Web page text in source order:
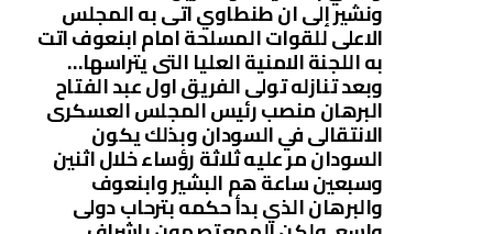
ونشير إلى ان طنطاوي اتى به المجلس
الاعلى للقوات المسلحة امام ابنعوف اتت
به اللجنة الامنية العليا التى يتراسها…
وبعد تنازله تولى الفريق اول عبد الفتاح
البرهان منصب رئيس المجلس العسكرى
الانتقالى في السودان وبذلك يكون
السودان مر عليه ثلاثة رؤساء خلال اثنين
وسبعين ساعة هم البشير وابنعوف
والبرهان الذي بدأ حكمه بترحاب دولى